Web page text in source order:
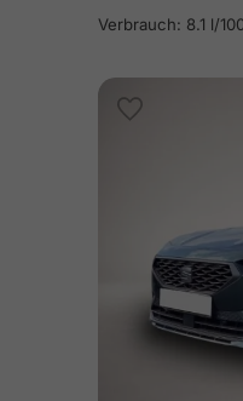
Verbrauch: 8.1 l/